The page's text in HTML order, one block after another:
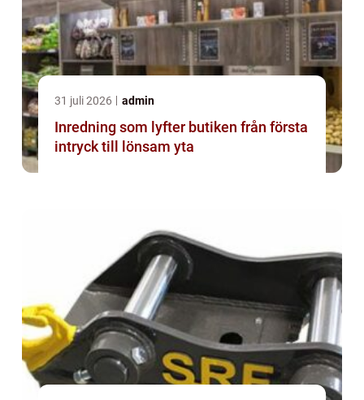
31 juli 2026 admin
Inredning som lyfter butiken från första
intryck till lönsam yta